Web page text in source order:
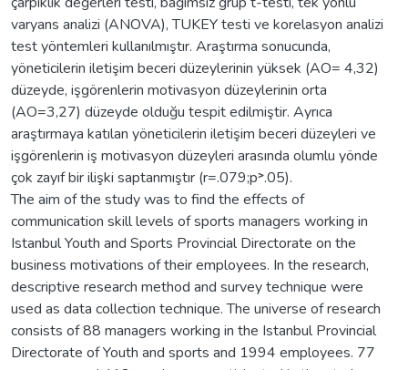
varyans analizi (ANOVA), TUKEY testi ve korelasyon analizi
test yöntemleri kullanılmıştır. Araştırma sonucunda,
yöneticilerin iletişim beceri düzeylerinin yüksek (AO= 4,32)
düzeyde, işgörenlerin motivasyon düzeylerinin orta
(AO=3,27) düzeyde olduğu tespit edilmiştir. Ayrıca
araştırmaya katılan yöneticilerin iletişim beceri düzeyleri ve
işgörenlerin iş motivasyon düzeyleri arasında olumlu yönde
çok zayıf bir ilişki saptanmıştır (r=.079;p˃.05).
The aim of the study was to find the effects of
communication skill levels of sports managers working in
Istanbul Youth and Sports Provincial Directorate on the
business motivations of their employees. In the research,
descriptive research method and survey technique were
used as data collection technique. The universe of research
consists of 88 managers working in the Istanbul Provincial
Directorate of Youth and sports and 1994 employees. 77